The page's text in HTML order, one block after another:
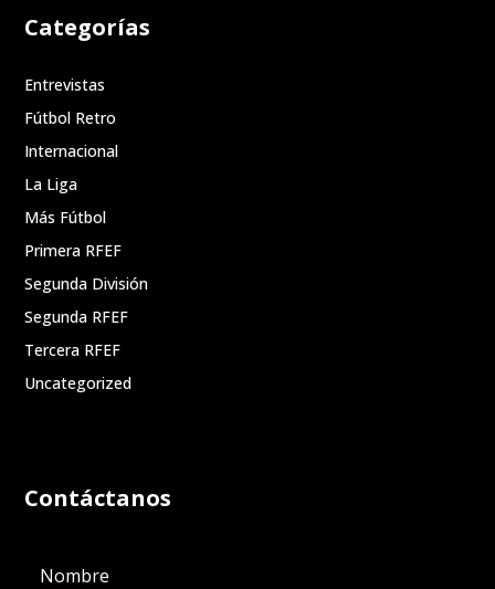
Categorías
Entrevistas
Fútbol Retro
Internacional
La Liga
Más Fútbol
Primera RFEF
Segunda División
Segunda RFEF
Tercera RFEF
Uncategorized
Contáctanos